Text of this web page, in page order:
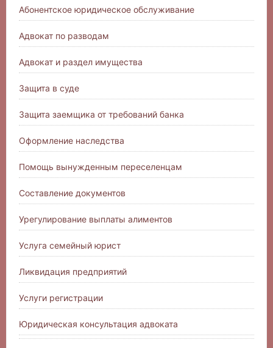
Абонентское юридическое обслуживание
Адвокат по разводам
Адвокат и раздел имущества
Защита в суде
Защита заемщика от требований банка
Оформление наследства
Помощь вынужденным переселенцам
Составление документов
Урегулирование выплаты алиментов
Услуга семейный юрист
Ликвидация предприятий
Услуги регистрации
Юридическая консультация адвоката